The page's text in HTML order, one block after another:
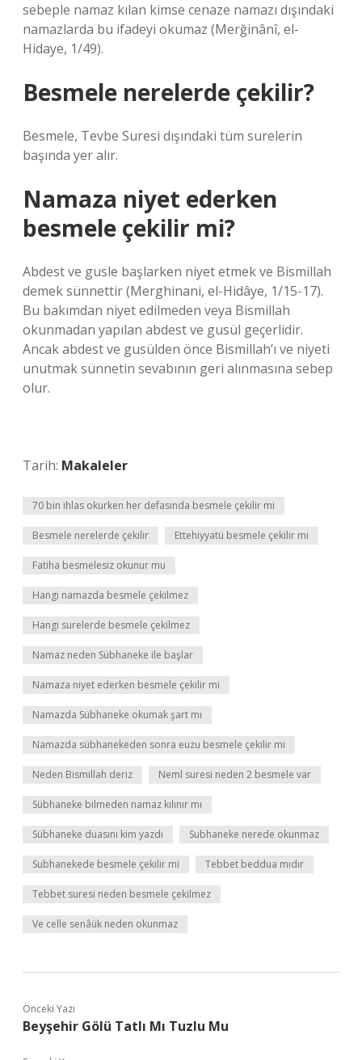
sebeple namaz kılan kimse cenaze namazı dışındaki
namazlarda bu ifadeyi okumaz (Merğinânî, el-
Hidaye, 1/49).
Besmele nerelerde çekilir?
Besmele, Tevbe Suresi dışındaki tüm surelerin
başında yer alır.
Namaza niyet ederken
besmele çekilir mi?
Abdest ve gusle başlarken niyet etmek ve Bismillah
demek sünnettir (Merghinani, el-Hidâye, 1/15-17).
Bu bakımdan niyet edilmeden veya Bismillah
okunmadan yapılan abdest ve gusül geçerlidir.
Ancak abdest ve gusülden önce Bismillah’ı ve niyeti
unutmak sünnetin sevabının geri alınmasına sebep
olur.
Tarih: Makaleler
70 bin ihlas okurken her defasında besmele çekilir mi
Besmele nerelerde çekilir Ettehiyyatü besmele çekilir mi
Fatiha besmelesiz okunur mu
Hangi namazda besmele çekilmez
Hangi surelerde besmele çekilmez
Namaz neden Sübhaneke ile başlar
Namaza niyet ederken besmele çekilir mi
Namazda Sübhaneke okumak şart mı
Namazda sübhanekeden sonra euzu besmele çekilir mi
Neden Bismillah deriz Neml suresi neden 2 besmele var
Sübhaneke bilmeden namaz kılınır mı
Sübhaneke duasını kim yazdı Subhaneke nerede okunmaz
Subhanekede besmele çekilir mi Tebbet beddua mıdır
Tebbet suresi neden besmele çekilmez
Ve celle senâük neden okunmaz
Önceki Yazı
Beyşehir Gölü Tatlı Mı Tuzlu Mu